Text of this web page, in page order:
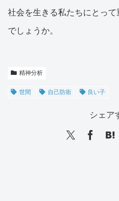
社会を生きる私たちにとっ
でしょうか。
精神分析
世間 自己防衛 良い子
シェア